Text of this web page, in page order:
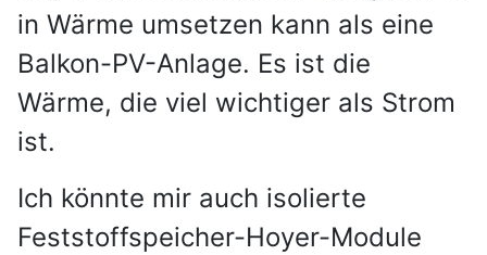
in Wärme umsetzen kann als eine
Balkon-PV-Anlage. Es ist die
Wärme, die viel wichtiger als Strom
ist.
Ich könnte mir auch isolierte
Feststoffspeicher-Hoyer-Module